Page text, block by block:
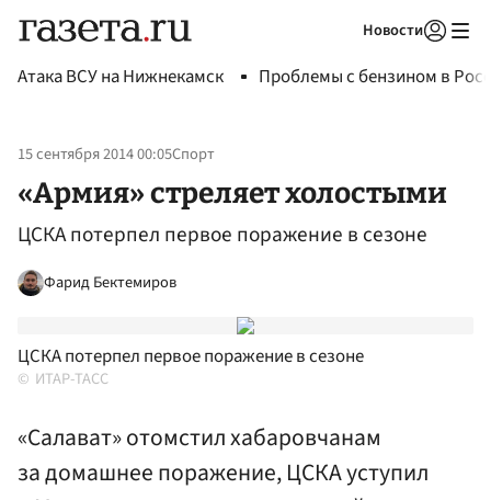
Новости
Атака ВСУ на Нижнекамск Проблемы с бензином в
15 сентября 2014 00:05Спорт
«Армия» стреляет холостыми
ЦСКА потерпел первое поражение в сезоне
Фарид Бектемиров
ЦСКА потерпел первое поражение в сезоне
ИТАР-ТАСС
«Салават» отомстил хабаровчанам
за домашнее поражение, ЦСКА уступил